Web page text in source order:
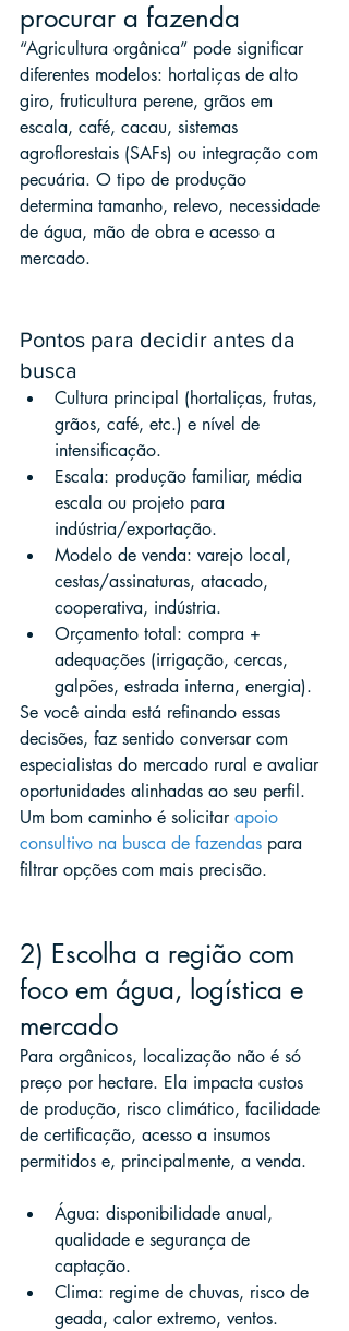
procurar a fazenda
“Agricultura orgânica” pode significar
diferentes modelos: hortaliças de alto
giro, fruticultura perene, grãos em
escala, café, cacau, sistemas
agroflorestais (SAFs) ou integração com
pecuária. O tipo de produção
determina tamanho, relevo, necessidade
de água, mão de obra e acesso a
mercado.
Pontos para decidir antes da
busca
Cultura principal (hortaliças, frutas,
grãos, café, etc.) e nível de
intensificação.
Escala: produção familiar, média
escala ou projeto para
indústria/exportação.
Modelo de venda: varejo local,
cestas/assinaturas, atacado,
cooperativa, indústria.
Orçamento total: compra +
adequações (irrigação, cercas,
galpões, estrada interna, energia).
Se você ainda está refinando essas
decisões, faz sentido conversar com
especialistas do mercado rural e avaliar
oportunidades alinhadas ao seu perfil.
Um bom caminho é solicitar apoio
consultivo na busca de fazendas para
filtrar opções com mais precisão.
2) Escolha a região com
foco em água, logística e
mercado
Para orgânicos, localização não é só
preço por hectare. Ela impacta custos
de produção, risco climático, facilidade
de certificação, acesso a insumos
permitidos e, principalmente, a venda.
Água: disponibilidade anual,
qualidade e segurança de
captação.
Clima: regime de chuvas, risco de
geada, calor extremo, ventos.